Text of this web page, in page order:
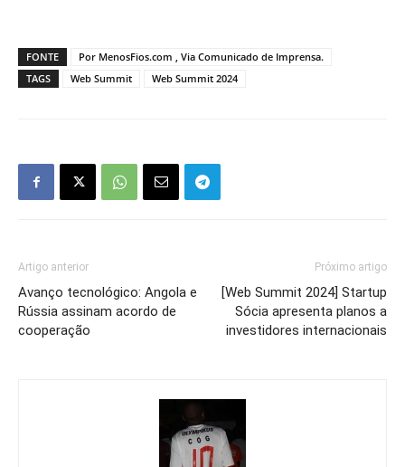
FONTE
Por MenosFios.com , Via Comunicado de Imprensa.
TAGS
Web Summit Web Summit 2024
Artigo anterior
Avanço tecnológico: Angola e
Rússia assinam acordo de
cooperação
Próximo artigo
[Web Summit 2024] Startup
Sócia apresenta planos a
investidores internacionais